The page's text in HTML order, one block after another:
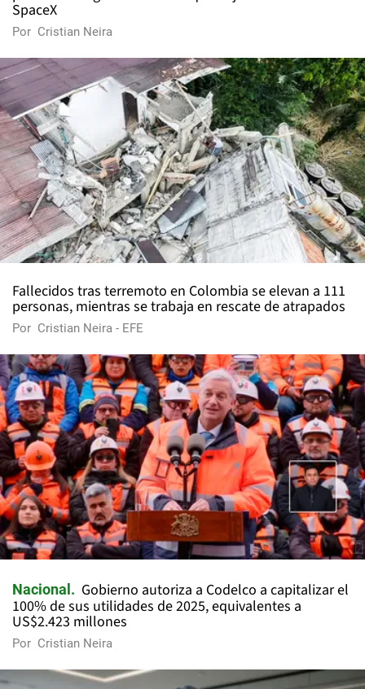
SpaceX
Por Cristian Neira
Fallecidos tras terremoto en Colombia se elevan a 111
personas, mientras se trabaja en rescate de atrapados
Por Cristian Neira - EFE
Nacional
Gobierno autoriza a Codelco a capitalizar el
100% de sus utilidades de 2025, equivalentes a
US$2.423 millones
Por Cristian Neira